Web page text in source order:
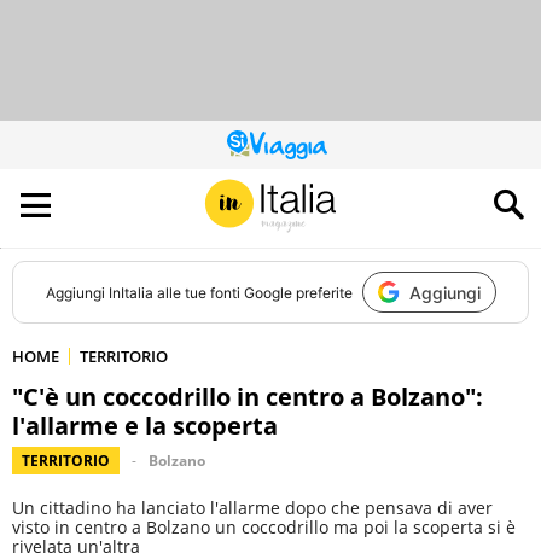
QUESTO
SITO
CONTRIBUISCE
ALL’AUDIENCE
DI
Aggiungi InItalia alle tue fonti Google preferite Aggiungi
HOME TERRITORIO
"C'è un coccodrillo in centro a Bolzano":
l'allarme e la scoperta
TERRITORIO Bolzano
Un cittadino ha lanciato l'allarme dopo che pensava di aver
visto in centro a Bolzano un coccodrillo ma poi la scoperta si è
rivelata un'altra